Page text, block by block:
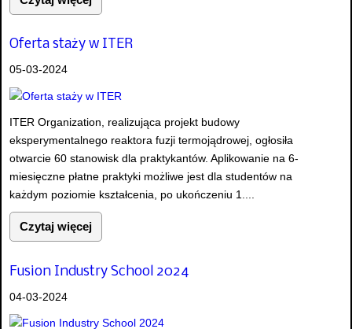
Oferta staży w ITER
05-03-2024
ITER Organization, realizująca projekt budowy
eksperymentalnego reaktora fuzji termojądrowej, ogłosiła
otwarcie 60 stanowisk dla praktykantów. Aplikowanie na 6-
miesięczne płatne praktyki możliwe jest dla studentów na
każdym poziomie kształcenia, po ukończeniu 1....
Czytaj więcej
Fusion Industry School 2024
04-03-2024